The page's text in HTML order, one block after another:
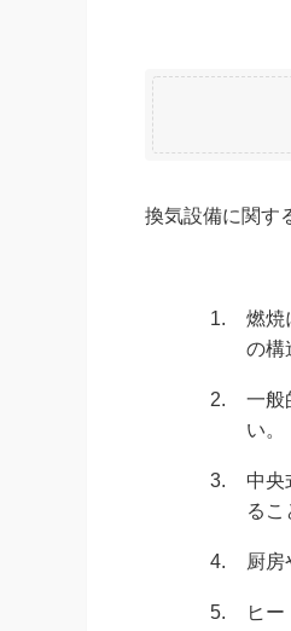
換気設備に関す
1.
燃焼
の構
2.
一般
い。
3.
中央
るこ
4. 厨房
5.
ヒ